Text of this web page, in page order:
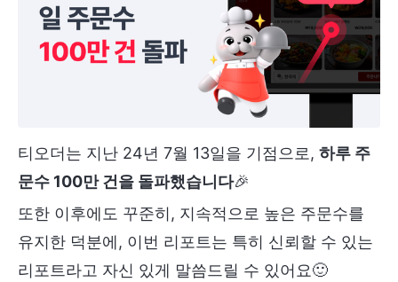
티오더는 지난 24년 7월 13일을 기점으로, 하루 주
문수 100만 건을 돌파했습니다🎉
또한 이후에도 꾸준히, 지속적으로 높은 주문수를
유지한 덕분에, 이번 리포트는 특히 신뢰할 수 있는
리포트라고 자신 있게 말씀드릴 수 있어요🙂